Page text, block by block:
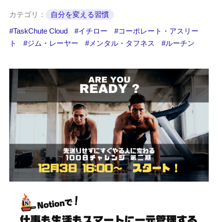
カテゴリ：
自分を変える習慣
TaskChute Cloud
イチロー
コーポレート・アスリー
ト
ジム・レーヤー メンタル・タフネス ルーチン